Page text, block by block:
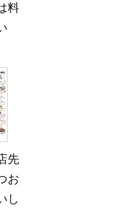
料
先
お
し